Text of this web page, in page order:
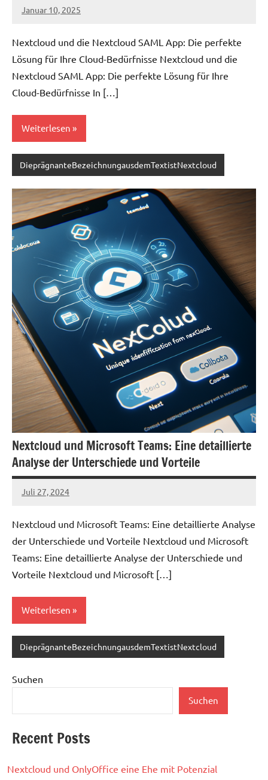
Januar 10, 2025
admin
Nextcloud und die Nextcloud SAML App: Die perfekte
Lösung für Ihre Cloud-Bedürfnisse Nextcloud und die
Nextcloud SAML App: Die perfekte Lösung für Ihre
Cloud-Bedürfnisse In […]
Weiterlesen
DieprägnanteBezeichnungausdemTextistNextcloud
Nextcloud und Microsoft Teams: Eine detaillierte
Analyse der Unterschiede und Vorteile
Juli 27, 2024
admin
Nextcloud und Microsoft Teams: Eine detaillierte Analyse
der Unterschiede und Vorteile Nextcloud und Microsoft
Teams: Eine detaillierte Analyse der Unterschiede und
Vorteile Nextcloud und Microsoft […]
Weiterlesen
DieprägnanteBezeichnungausdemTextistNextcloud
Suchen
Suchen
Recent Posts
Nextcloud und OnlyOffice eine Ehe mit Potenzial